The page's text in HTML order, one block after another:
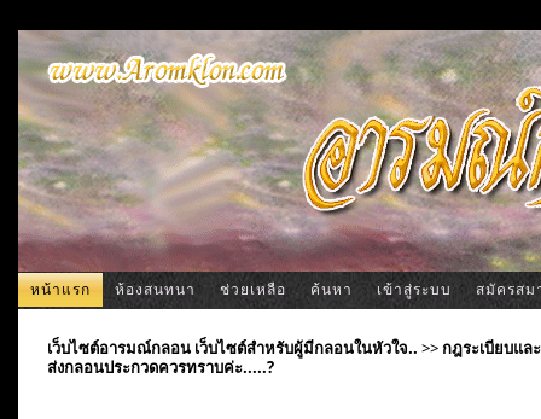
หน้าแรก ห้องสนทนา ช่วยเหลือ ค้นหา เข้าสู่ระบบ สมัครสม
เว็บไซต์อารมณ์กลอน เว็บไซต์สำหรับผู้มีกลอนในหัวใจ.. >>กฎระเบียบแล
ส่งกลอนประกวดควรทราบค่ะ.....?